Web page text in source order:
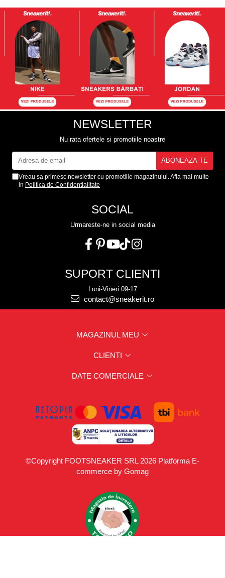
NEWSLETTER
Nu rata ofertele si promotiile noastre
Vreau sa primesc newsletter cu promotiile magazinului. Afla mai multe
in Politica de Confidentialitate
SOCIAL
Urmareste-ne in social media
SUPORT CLIENTI
Luni-Vineri 09-17
contact@sneakerit.ro
MAGAZINUL MEU
CLIENTI
DATE COMERCIALE
©Copyright FOOTSNEAKER SRL 2026 Platforma E-
commerce by Gomag